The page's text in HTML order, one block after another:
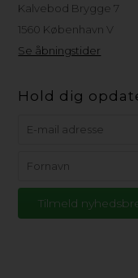
Kalvebod Brygge 7
1560 København V
Se åbningstider
Hold dig